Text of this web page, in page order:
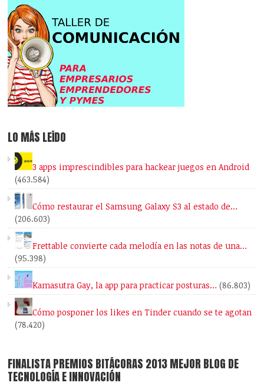
LO MÁS LEÍDO
3 apps imprescindibles para hackear juegos en Android
(463.584)
Cómo restaurar el Samsung Galaxy S3 al estado de…
(206.603)
Frettable convierte cada melodía en las notas de una…
(95.398)
Kamasutra Gay, la app para practicar posturas… (86.803)
Cómo posponer los likes en Tinder cuando se te agotan
(78.420)
FINALISTA PREMIOS BITÁCORAS 2013 MEJOR BLOG DE
TECNOLOGÍA E INNOVACIÓN